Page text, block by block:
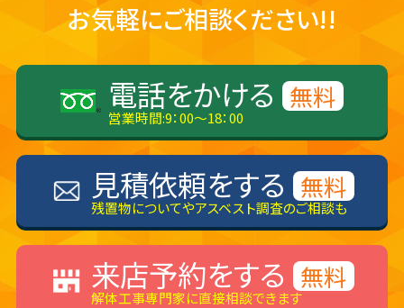
お気軽にご相談ください!!
電話をかける 無料
営業時間:9：00～18：00
見積依頼をする 無料
残置物についてやアスベスト調査のご相談も
来店予約をする 無料
解体工事専門家に直接相談できます